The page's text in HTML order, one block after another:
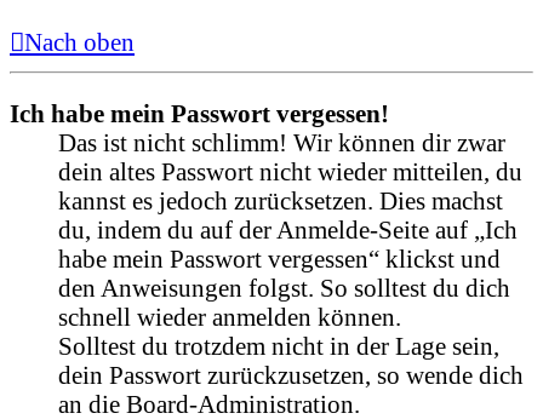
Nach oben
Ich habe mein Passwort vergessen!
Das ist nicht schlimm! Wir können dir zwar
dein altes Passwort nicht wieder mitteilen, du
kannst es jedoch zurücksetzen. Dies machst
du, indem du auf der Anmelde-Seite auf „Ich
habe mein Passwort vergessen“ klickst und
den Anweisungen folgst. So solltest du dich
schnell wieder anmelden können.
Solltest du trotzdem nicht in der Lage sein,
dein Passwort zurückzusetzen, so wende dich
an die Board-Administration.